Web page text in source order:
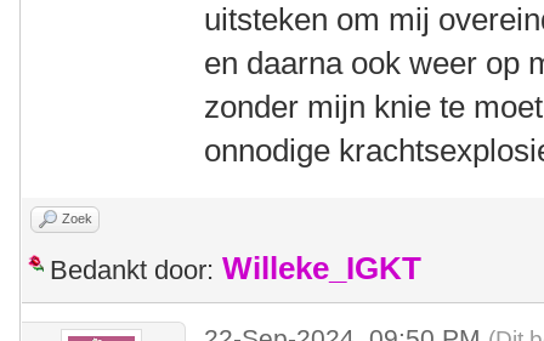
uitsteken om mij
en daarna ook weer op
zonder mijn knie te
onnodige
Zoek
Bedankt door: Willeke_IGKT